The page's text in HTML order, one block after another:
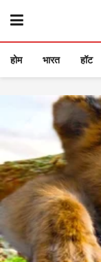
होम भारत हॉट